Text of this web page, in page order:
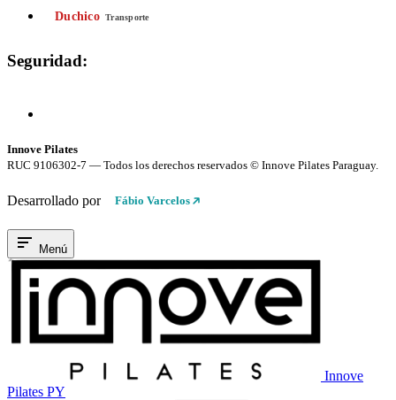
Duchico Transporte
Seguridad:
Innove Pilates
RUC 9106302-7 — Todos los derechos reservados © Innove Pilates Paraguay.
Desarrollado por Fábio Varcelos
Menú
Innove
Pilates PY